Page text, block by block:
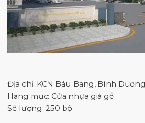
Địa chỉ: KCN Bàu Bàng, Bình Dương
Hạng mục: Cửa nhựa giả gỗ
Số lượng: 250 bộ